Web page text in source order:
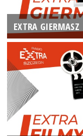
EXTRA GIERMASZ